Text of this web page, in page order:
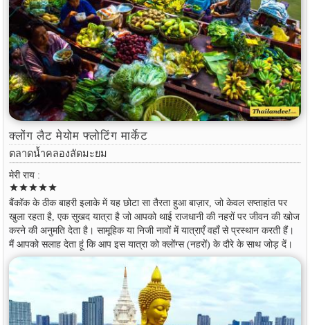
क्लोंग लैट मेयोम फ्लोटिंग मार्केट
ตลาดน้ำคลองลัดมะยม
मेरी राय :
starstarstarstarstar
बैंकॉक के ठीक बाहरी इलाके में यह छोटा सा तैरता हुआ बाज़ार, जो केवल सप्ताहांत पर
खुला रहता है, एक सुखद यात्रा है जो आपको थाई राजधानी की नहरों पर जीवन की खोज
करने की अनुमति देता है। सामूहिक या निजी नावों में यात्राएँ वहाँ से प्रस्थान करती हैं।
मैं आपको सलाह देता हूं कि आप इस यात्रा को क्लोंग्स (नहरों) के दौरे के साथ जोड़ दें।